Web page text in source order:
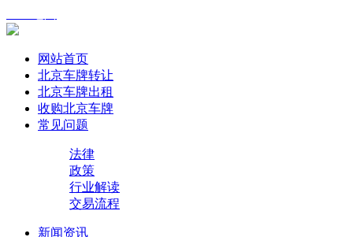
网站首页
北京车牌转让
北京车牌出租
收购北京车牌
常见问题
法律
政策
行业解读
交易流程
新闻资讯